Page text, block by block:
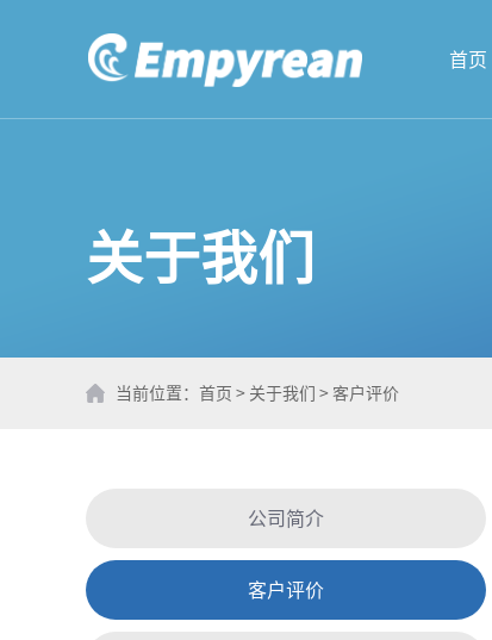
首页
关于我们
当前位置： 首页 > 关于我们 > 客户评价
公司简介
客户评价